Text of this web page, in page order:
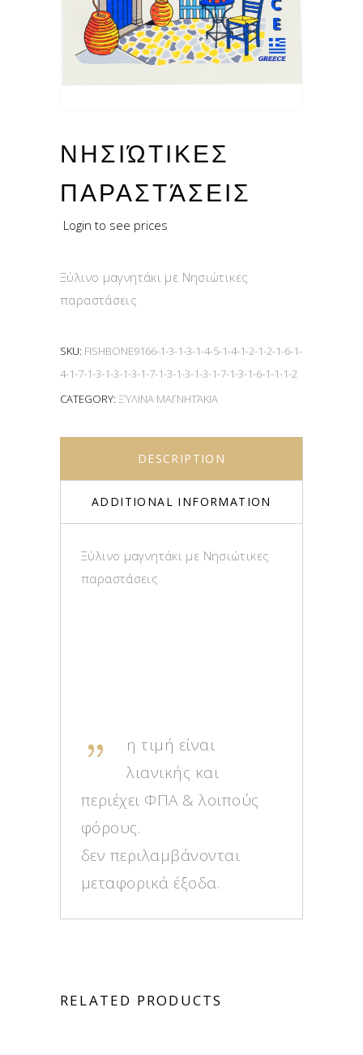
ΝΗΣΙΏΤΙΚΕΣ
ΠΑΡΑΣΤΆΣΕΙΣ
Login to see prices
Ξύλινο μαγνητάκι με Νησιώτικες
παραστάσεις
SKU: FISHBONE9166-1-3-1-3-1-4-5-1-4-1-2-1-2-1-6-1-
4-1-7-1-3-1-3-1-3-1-7-1-3-1-3-1-3-1-7-1-3-1-6-1-1-1-2
CATEGORY: ΞΎΛΙΝΑ ΜΑΓΝΗΤΆΚΙΑ
DESCRIPTION
ADDITIONAL INFORMATION
Ξύλινο μαγνητάκι με Νησιώτικες
παραστάσεις
η τιμή είναι
λιανικής και
περιέχει ΦΠΑ & λοιπούς
φόρους.
δεν περιλαμβάνονται
μεταφορικά έξοδα.
RELATED PRODUCTS